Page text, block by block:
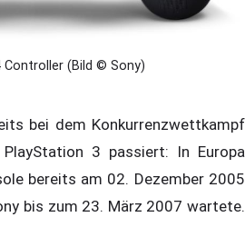
Controller (Bild © Sony)
bei dem Konkurrenzwettkampf
3 passiert: In Europa
bereits am 02. Dezember 2005
bis zum 23. März 2007 wartete.